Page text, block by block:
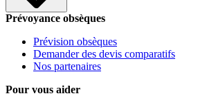
Prévoyance obsèques
Prévision obsèques
Demander des devis comparatifs
Nos partenaires
Pour vous aider